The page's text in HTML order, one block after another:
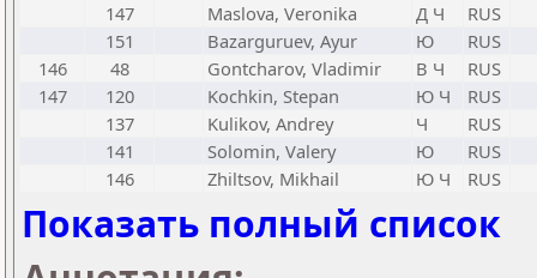
147
Maslova, Veronika Д Ч
RUS
151
Bazarguruev, Ayur Ю
RUS
146
48 Gontcharov, Vladimir В Ч
RUS
147
120 Kochkin, Stepan Ю Ч
RUS
137
Kulikov, Andrey Ч
RUS
141
Solomin, Valery Ю
RUS
146
Zhiltsov, Mikhail Ю Ч RUS
Показать полный список